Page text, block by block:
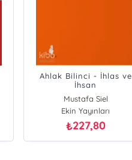
Ahlak Bilinci - İhlas ve
İhsan
Mustafa Siel
Ekin Yayınları
₺227,80